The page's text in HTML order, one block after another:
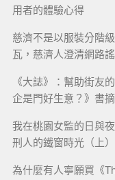
用者的體驗心得
慈濟不是以服裝分階
瓦，慈濟人澄清網路
《大誌》：幫助街友
企是門好生意？》書摘
我在桃園女監的日與
刑人的鐵窗時光（上）
為什麼有人寧願買《